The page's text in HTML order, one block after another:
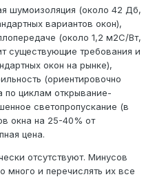
шумоизоляция (около 42 Дб,
вариантов окон),
(около 1,2 м2С/Вт,
существующие требования и
окон на рынке),
(ориентировочно
по циклам открывание-
светопропускание (в
окна на 25-40% от
цена.
отсутствуют. Минусов
много и перечислять их все